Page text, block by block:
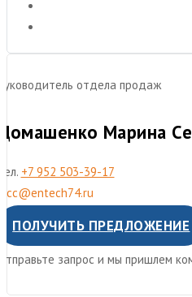
отдела продаж
Марина
+7 952 503-39-17
ПОЛУЧИТЬ ПРЕДЛОЖЕНИЕ
запрос и мы пришлем